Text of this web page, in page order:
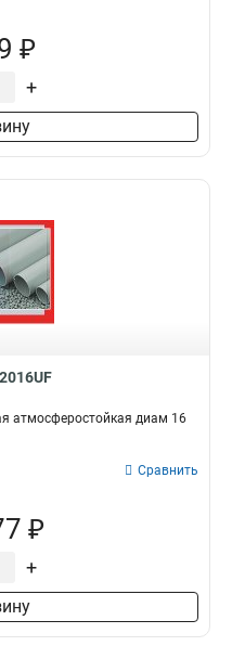
₽
+
атмосферостойкая диам 16
Сравнить
₽
+